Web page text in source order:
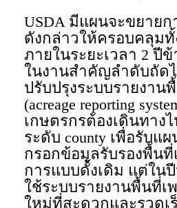
USDA มีแผนจะขยายก
ดังกล่าวให้ครอบคลุมทั้
ภายในระยะเวลา 2 ปี
ในงานสำคัญลำดับถัด
ปรับปรุงระบบรายงาน
(acreage reporting
เกษตรกรต้องเดินทาง
ระดับ county เพื่อรับแ
กรอกข้อมูลรับรองพื้นที่
การแบบดั้งเดิม แต่ในปี
ใช้ระบบรายงานพื้นที่เ
ใหม่ที่สะดวกและรวดเ